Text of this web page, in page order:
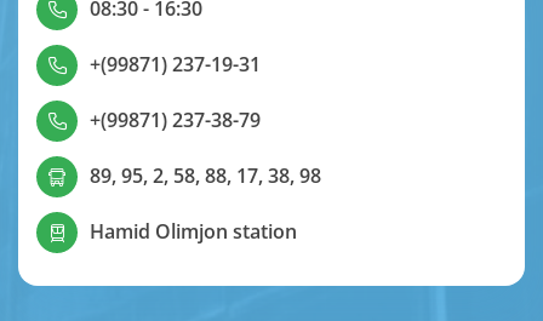
08:30 - 16:30
+(99871) 237-19-31
+(99871) 237-38-79
89, 95, 2, 58, 88, 17, 38, 98
Hamid Olimjon station